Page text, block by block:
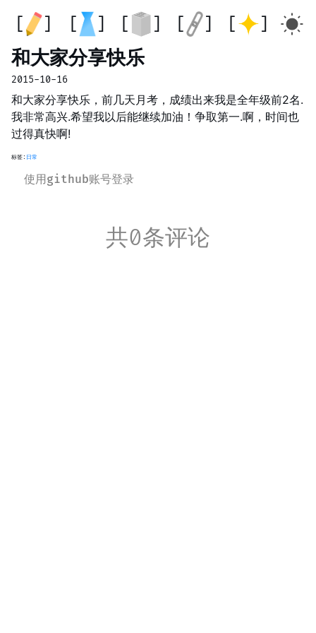
和大家分享快乐
2015-10-16
和大家分享快乐，前几天月考，成绩出来我是全年级前2名.
我非常高兴.希望我以后能继续加油！争取第一.啊，时间也
过得真快啊!
标签: 日常
使用github账号登录
共0条评论